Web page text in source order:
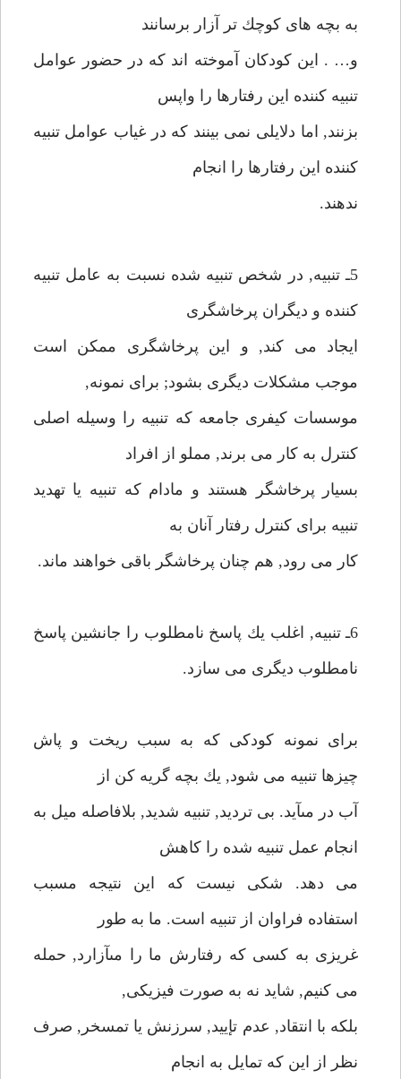
به بچه هاى كوچك تر آزار برسانند
و… . اين كودكان آموخته اند كه در حضور عوامل
تنبيه كننده اين رفتارها را واپس
بزنند, اما دلايلى نمى بينند كه در غياب عوامل تنبيه
كننده اين رفتارها را انجام
ندهند.
5ـ تنبيه, در شخص تنبيه شده نسبت به عامل تنبيه
كننده و ديگران پرخاشگرى
ايجاد مى كند, و اين پرخاشگرى ممكن است
موجب مشكلات ديگرى بشود; براى نمونه,
موسسات كيفرى جامعه كه تنبيه را وسيله اصلى
كنترل به كار مى برند, مملو از افراد
بسيار پرخاشگر هستند و مادام كه تنبيه يا تهديد
تنبيه براى كنترل رفتار آنان به
كار مى رود, هم چنان پرخاشگر باقى خواهند ماند.
6ـ تنبيه, اغلب يك پاسخ نامطلوب را جانشين پاسخ
نامطلوب ديگرى مى سازد.
براى نمونه كودكى كه به سبب ريخت و پاش
چيزها تنبيه مى شود, يك بچه گريه كن از
آب در مىآيد. بى ترديد, تنبيه شديد, بلافاصله ميل به
انجام عمل تنبيه شده را كاهش
مى دهد. شكى نيست كه اين نتيجه مسبب
استفاده فراوان از تنبيه است. ما به طور
غريزى به كسى كه رفتارش ما را مىآزارد, حمله
مى كنيم, شايد نه به صورت فيزيكى,
بلكه با انتقاد, عدم تإييد, سرزنش يا تمسخر, صرف
نظر از اين كه تمايل به انجام